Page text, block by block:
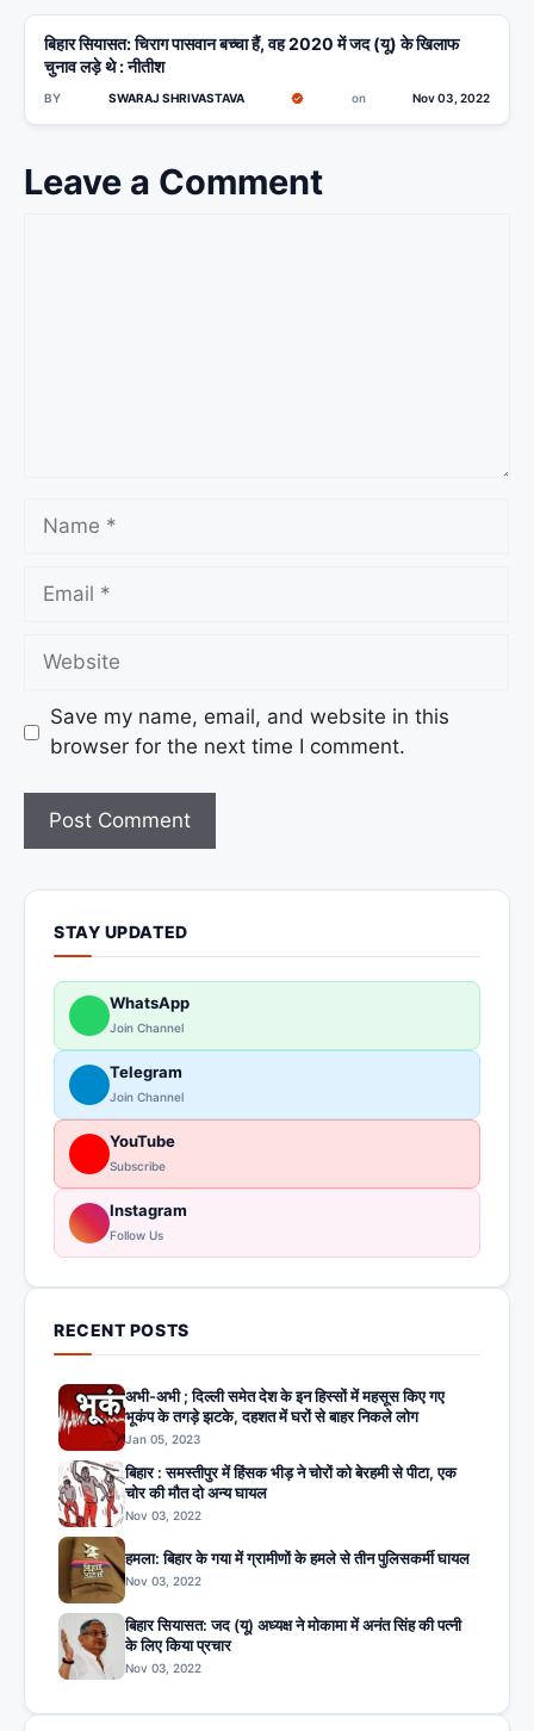
BIHAR
बिहार सियासत: चिराग पासवान बच्चा हैं, वह 2020 में जद (यू) के खिलाफ
चुनाव लड़े थे : नीतीश
BY SWARAJ SHRIVASTAVA on Nov 03, 2022
Leave a Comment
Save my name, email, and website in this
browser for the next time I comment.
STAY UPDATED
WhatsApp
Join Channel
Telegram
Join Channel
YouTube
Subscribe
Instagram
Follow Us
RECENT POSTS
अभी-अभी ; दिल्ली समेत देश के इन हिस्सों में महसूस किए गए
भूकंप के तगड़े झटके, दहशत में घरों से बाहर निकले लोग
Jan 05, 2023
बिहार : समस्तीपुर में हिंसक भीड़ ने चोरों को बेरहमी से पीटा, एक
चोर की मौत दो अन्य घायल
Nov 03, 2022
हमला: बिहार के गया में ग्रामीणों के हमले से तीन पुलिसकर्मी घायल
Nov 03, 2022
बिहार सियासत: जद (यू) अध्यक्ष ने मोकामा में अनंत सिंह की पत्नी
के लिए किया प्रचार
Nov 03, 2022